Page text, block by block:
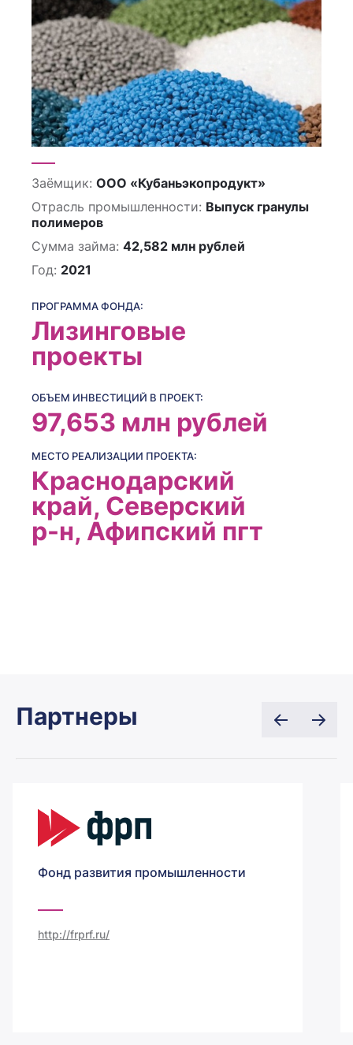
Заёмщик: ООО «Кубаньэкопродукт»
Отрасль промышленности: Выпуск гранулы
полимеров
Сумма займа: 42,582 млн рублей
Год: 2021
ПРОГРАММА ФОНДА:
Лизинговые
проекты
ОБЪЕМ ИНВЕСТИЦИЙ В ПРОЕКТ:
97,653 млн рублей
МЕСТО РЕАЛИЗАЦИИ ПРОЕКТА:
Краснодарский
край, Северский
р-н, Афипский пгт
Партнеры
Фонд развития промышленности
http://frprf.ru/